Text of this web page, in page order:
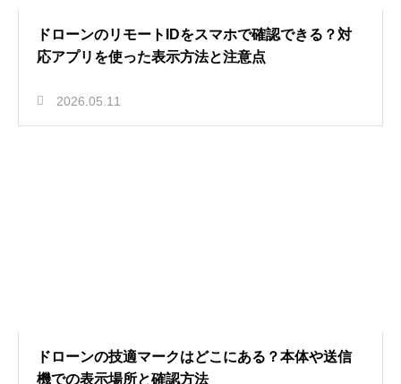
ドローンのリモートIDをスマホで確認できる？対
応アプリを使った表示方法と注意点
2026.05.11
ドローンの技適マークはどこにある？本体や送信
機での表示場所と確認方法